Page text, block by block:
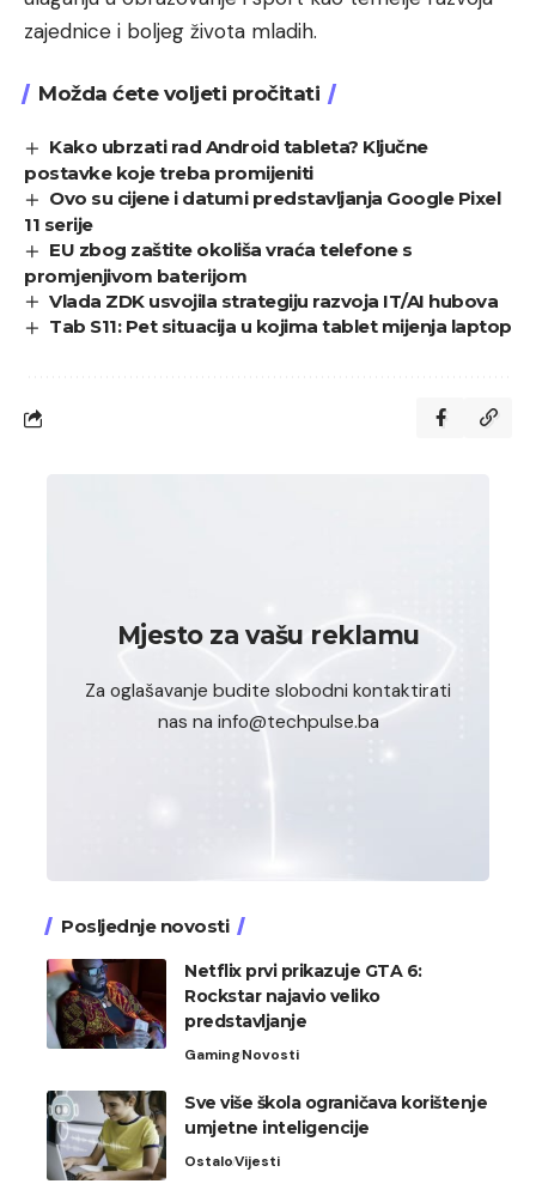
zajednice i boljeg života mladih.
Možda ćete voljeti pročitati
Kako ubrzati rad Android tableta? Ključne
postavke koje treba promijeniti
Ovo su cijene i datumi predstavljanja Google Pixel
11 serije
EU zbog zaštite okoliša vraća telefone s
promjenjivom baterijom
Vlada ZDK usvojila strategiju razvoja IT/AI hubova
Tab S11: Pet situacija u kojima tablet mijenja laptop
Mjesto za vašu reklamu
Za oglašavanje budite slobodni kontaktirati
nas na info@techpulse.ba
Posljednje novosti
Netflix prvi prikazuje GTA 6:
Rockstar najavio veliko
predstavljanje
GamingNovosti
Sve više škola ograničava korištenje
umjetne inteligencije
OstaloVijesti